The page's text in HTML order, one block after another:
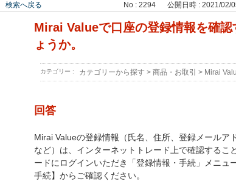
検索へ戻る No : 2294 公開日時 : 2021/02/
Mirai Valueで口座の登録情報を確
ょうか。
カテゴリー : カテゴリーから探す > 商品・お取引 > Mirai
回答
Mirai Valueの登録情報（氏名、住所、登録メールア
など）は、インターネットトレード上で確認するこ
ードにログインいただき「登録情報・手続」メニュ
手続】からご確認ください。